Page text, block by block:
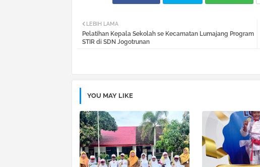
LEBIH LAMA
Pelatihan Kepala Sekolah se Kecamatan Lumajang Program
STIR di SDN Jogotrunan
YOU MAY LIKE